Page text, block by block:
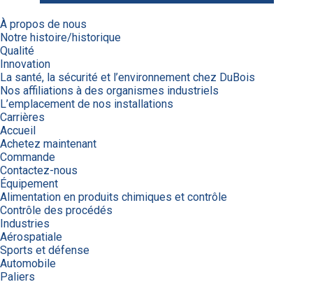
À propos de nous
Notre histoire/historique
Qualité
Innovation
La santé, la sécurité et l’environnement chez DuBois
Nos affiliations à des organismes industriels
L’emplacement de nos installations
Carrières
Accueil
Achetez maintenant
Commande
Contactez-nous
Équipement
Alimentation en produits chimiques et contrôle
Contrôle des procédés
Industries
Aérospatiale
Sports et défense
Automobile
Paliers